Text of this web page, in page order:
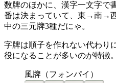
数牌のほかに、漢字一文字で
番は決まっていて、東→南→
中の三元牌3種だにゃ。
字牌は順子を作れない代わり
役になることが多いのが特徴。
風牌（フォンパイ）